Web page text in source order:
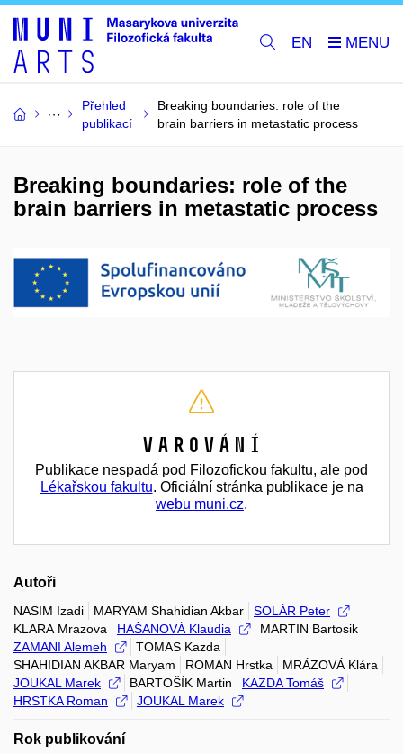
EN
Přehled
publikací
Breaking boundaries: role of the
brain barriers in metastatic process
Breaking boundaries: role of the
brain barriers in metastatic process
Varování
Publikace nespadá pod Filozofickou fakultu, ale pod
Lékařskou fakultu. Oficiální stránka publikace je na
webu muni.cz.
Autoři
NASIM Izadi MARYAM Shahidian Akbar
SOLÁR Peter
KLARA Mrazova
HAŠANOVÁ Klaudia
MARTIN Bartosik
ZAMANI Alemeh
TOMAS Kazda
SHAHIDIAN AKBAR Maryam
ROMAN Hrstka
MRÁZOVÁ Klára
JOUKAL Marek
BARTOŠÍK Martin
KAZDA Tomáš
HRSTKA Roman
JOUKAL Marek
Rok publikování